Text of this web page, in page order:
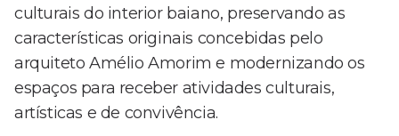
culturais do interior baiano, preservando as
características originais concebidas pelo
arquiteto Amélio Amorim e modernizando os
espaços para receber atividades culturais,
artísticas e de convivência.